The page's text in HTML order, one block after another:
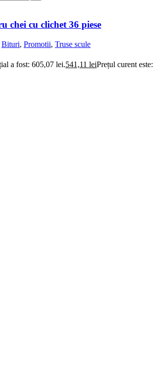
chei cu clichet 36 piese
Bituri, Promotii, Truse scule
a fost: 605,07 lei.541,11 leiPrețul curent este: